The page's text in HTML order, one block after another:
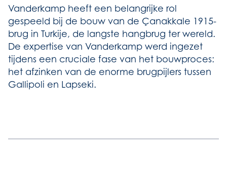
Vanderkamp heeft een belangrijke rol
gespeeld bij de bouw van de Çanakkale 1915-
brug in Turkije, de langste hangbrug ter wereld.
De expertise van Vanderkamp werd ingezet
tijdens een cruciale fase van het bouwproces:
het afzinken van de enorme brugpijlers tussen
Gallipoli en Lapseki.